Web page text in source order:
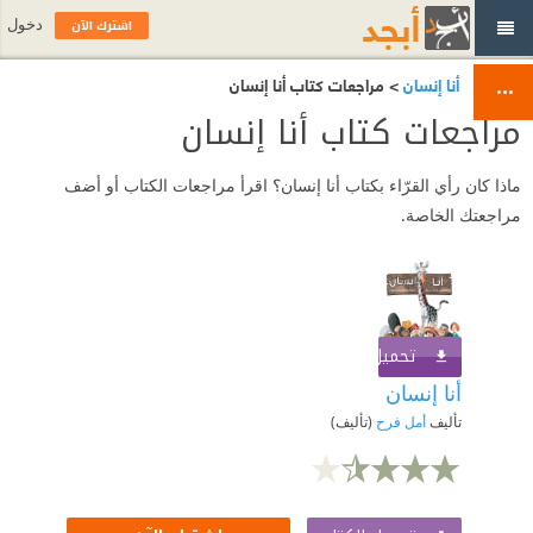
أنا إنسان> مراجعات كتاب أنا إنسان
مراجعات كتاب أنا إنسان
ماذا كان رأي القرّاء بكتاب أنا إنسان؟ اقرأ مراجعات الكتاب أو أضف
مراجعتك الخاصة.
تحميل الكتاب
أنا إنسان
تأليفأمل فرح (تأليف)
اشترك الآن دخول